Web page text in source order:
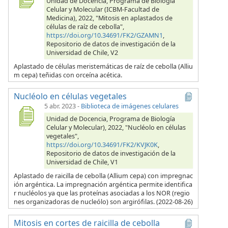
Celular y Molecular (ICBM-Facultad de
Medicina), 2022, "Mitosis en aplastados de
células de raíz de cebolla",
https://doi.org/10.34691/FK2/GZAMN1,
Repositorio de datos de investigación de la
Universidad de Chile, V2
Aplastado de células meristemáticas de raíz de cebolla (Alliu
m cepa) teñidas con orceína acética.
Nucléolo en células vegetales
5 abr. 2023- Biblioteca de imágenes celulares
Unidad de Docencia, Programa de Biología
Celular y Molecular), 2022, "Nucléolo en células
vegetales",
https://doi.org/10.34691/FK2/KVJK0K,
Repositorio de datos de investigación de la
Universidad de Chile, V1
Aplastado de raicilla de cebolla (Allium cepa) con impregnac
ión argéntica. La impregnación argéntica permite identifica
r nucléolos ya que las proteínas asociadas a los NOR (regio
nes organizadoras de nucleólo) son argirófilas. (2022-08-26)
Mitosis en cortes de raicilla de cebolla